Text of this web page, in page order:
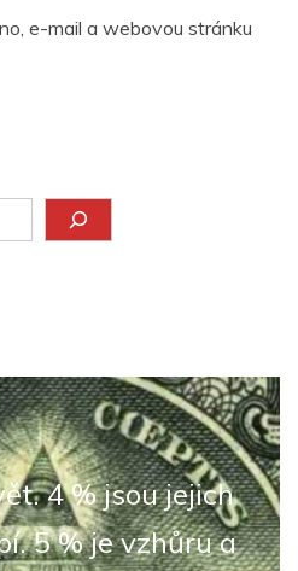
e-mail a webovou stránku
4 % jsou jejich
5 % je vzhůru a